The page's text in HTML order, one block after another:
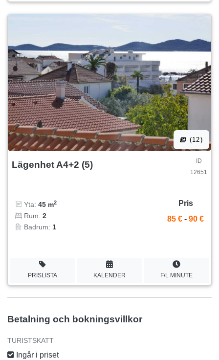
(12)
Lägenhet A4+2 (5)
ID
12651
Yta: 45 m2
Rum: 2
Badrum: 1
Pris
85 € - 90 €
PRISLISTA KALENDER F/L MINUTE
Betalning och bokningsvillkor
TURISTSKATT
Ingår i priset